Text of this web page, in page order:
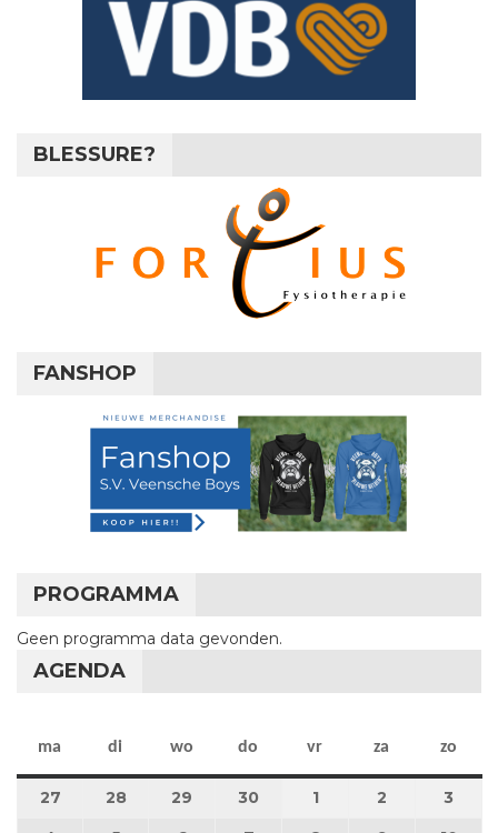
BLESSURE?
FANSHOP
PROGRAMMA
Geen programma data gevonden.
AGENDA
ma maandag
di dinsdag
wo woensdag
do donderdag
vr vrijdag
za zaterdag
zo
27 27 april 2026
28 28 april 2026
29 29 april 2026
30 30 april 2026
11 mei 2026
2 2 mei 2026
3